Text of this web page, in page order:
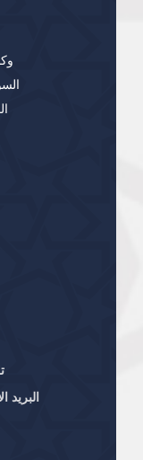
البريد